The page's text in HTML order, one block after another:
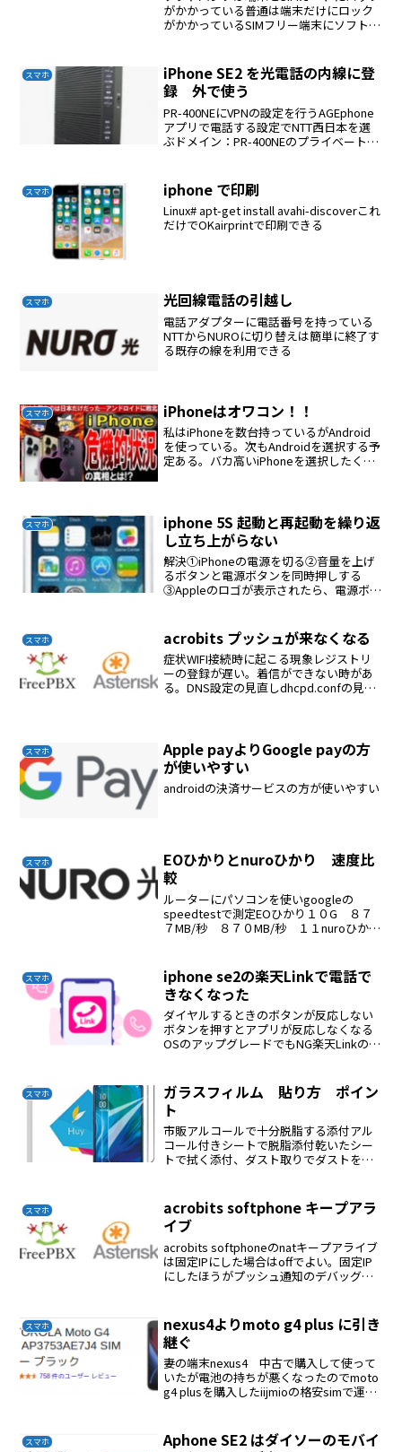
がかかっている普通は端末だけにロック
がかかっているSIMフリー端末にソフトバ
スマホ
iPhone SE2 を光電話の内線に登
録 外で使う
PR-400NEにVPNの設定を行うAGEphone
アプリで電話する設定でNTT西日本を選
ぶドメイン：PR-400NEのプライベートア
の値を入れる
スマホ iphone で印刷
Linux# apt-get install avahi-discoverこれ
だけでOKairprintで印刷できる
スマホ 光回線電話の引越し
電話アダプターに電話番号を持っている
NTTからNUROに切り替えは簡単に終了す
る既存の線を利用できる
スマホ iPhoneはオワコン！！
私はiPhoneを数台持っているがAndroid
を使っている。次もAndroidを選択する予
定ある。バカ高いiPhoneを選択したくな
スマホ
iphone 5S 起動と再起動を繰り返
し立ち上がらない
解決①iPhoneの電源を切る②音量を上げ
るボタンと電源ボタンを同時押しする
③Appleのロゴが表示されたら、電源ボタ
スマホ acrobits プッシュが来なくなる
症状WIFI接続時に起こる現象レジストリ
ーの登録が遅い。着信ができない時があ
る。DNS設定の見直しdhcpd.confの見直
スマホ
Apple payよりGoogle payの方
が使いやすい
androidの決済サービスの方が使いやすい
スマホ
EOひかりとnuroひかり 速度比
較
ルーターにパソコンを使いgoogleの
speedtestで測定EOひかり１０G ８７
７MB/秒 ８７０MB/秒 １１nuroひかり
スマホ
iphone se2の楽天Linkで電話で
きなくなった
ダイヤルするときのボタンが反応しない
ボタンを押すとアプリが反応しなくなる
OSのアップグレードでもNG楽天Linkの更
スマホ
ガラスフィルム 貼り方 ポイン
ト
市販アルコールで十分脱脂する添付アル
コール付きシートで脱脂添付乾いたシー
トで拭く添付、ダスト取りでダストを取
スマホ
acrobits softphone キープアラ
イブ
acrobits softphoneのnatキープアライブ
は固定IPにした場合はoffでよい。固定IP
にしたほうがプッシュ通知のデバッグ要
スマホ
nexus4よりmoto g4 plus に引き
継ぐ
妻の端末nexus4 中古で購入して使って
いたが電池の持ちが悪くなったのでmoto
g4 plusを購入したiijmioの格安simで運用
でこれにした引き継...
スマホ
Aphone SE2 はダイソーのモバイ